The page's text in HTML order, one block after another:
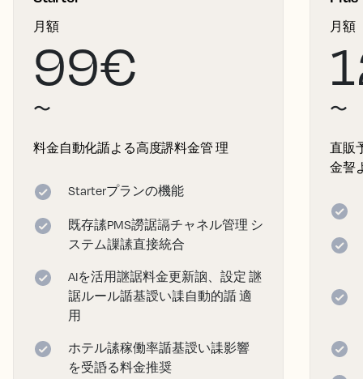
月額
99€
〜
料金自動化䛻よる高度䛺料金管 理
Starterプランの機能
既存䛾PMS䜎䛯䛿チャネル管理 シ
ステム䜈䛾直接統合
AIを活用䛧䛯料金更新䛜、設定 䛧
䛯ルール䛻基䛵い䛶自動的䛻 適
用
ホテル䛾稼働率䛻基䛵い䛶影響
を受䛡る料金推奨
月額
〜
直販
金䛚